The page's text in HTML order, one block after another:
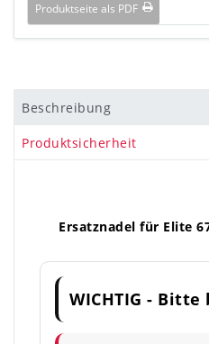
Produktseite als PDF
Beschreibung
Produktsicherheit
Ersatznadel für Elite
WICHTIG - Bitte